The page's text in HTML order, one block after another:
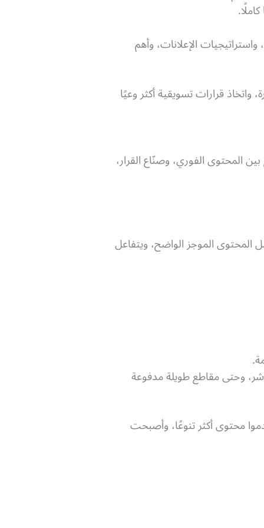
الإعلانات، وأهم
قرارات تسويقية أكثر وعيًا
المحتوى الفوري، وصنّاع القرار،
المحتوى الموجز الواضح، ويتفاعل
وحتى مقاطع طويلة مدفوعة
محتوى أكثر تنوعًا، وأصبحت